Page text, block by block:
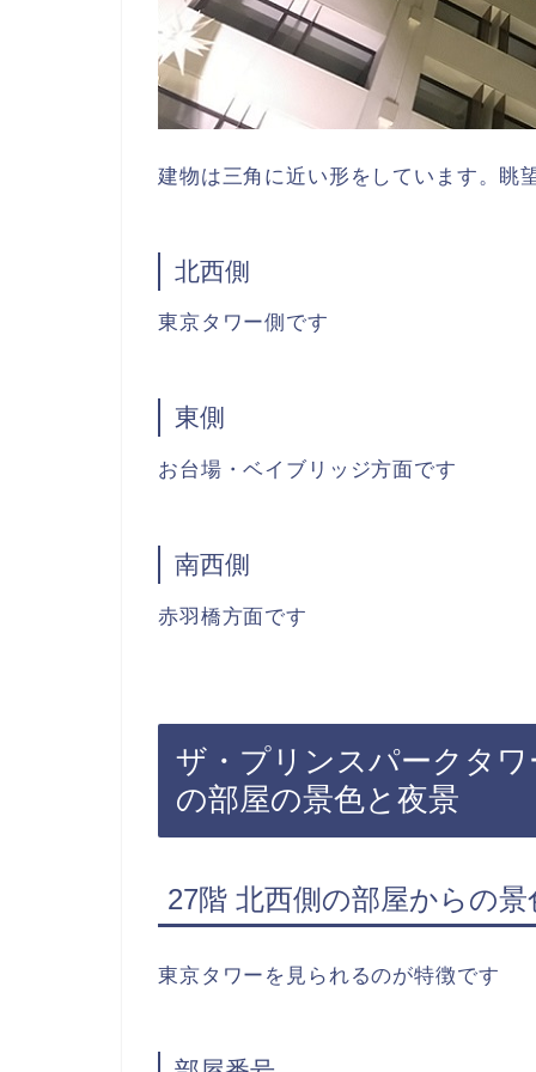
建物は三角に近い形をしています。眺
北西側
東京タワー側です
東側
お台場・ベイブリッジ方面です
南西側
赤羽橋方面です
ザ・プリンスパークタ
の部屋の景色と夜景
27階 北西側の部屋からの景
東京タワーを見られるのが特徴です